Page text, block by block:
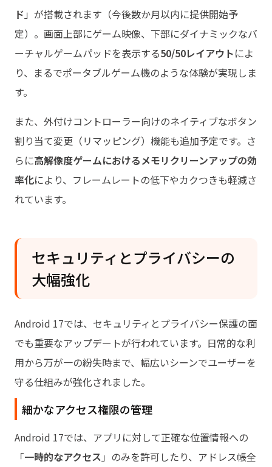
ド 」が搭載されます（今後数か月以内に提供開始予
定）。画面上部にゲーム映像、下部にダイナミックなバ
ーチャルゲームパッドを表示する50/50レイアウトによ
り、まるでポータブルゲーム機のような体験が実現しま
す。
また、外付けコントローラー向けのネイティブなボタン
割り当て変更（リマッピング）機能も追加予定です。さ
らに高解像度ゲームにおけるメモリクリーンアップの効
率化により、フレームレートの低下やカクつきも軽減さ
れています。
セキュリティとプライバシーの
大幅強化
Android 17では、セキュリティとプライバシー保護の面
でも重要なアップデートが行われています。日常的な利
用から万が一の紛失時まで、幅広いシーンでユーザーを
守る仕組みが強化されました。
細かなアクセス権限の管理
Android 17では、アプリに対して正確な位置情報への
「一時的なアクセス 」のみを許可したり、アドレス帳全